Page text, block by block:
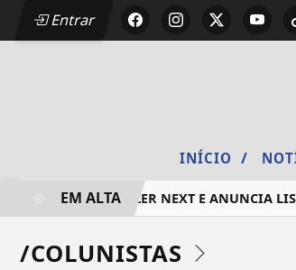
Entrar
INÍCIO /
2026 DO DEEZER NEXT E ANUNCIA
EM ALTA
/COLUNISTAS